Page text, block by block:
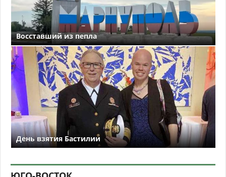
Восставший из пепла
День взятия Бастилии